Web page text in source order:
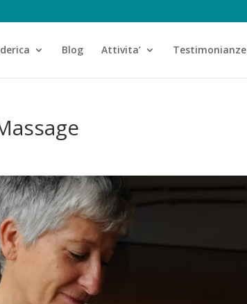
Blog Attivita’ Testimonianze